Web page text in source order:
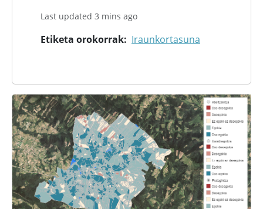
Last updated 3 mins ago
Etiketa orokorrak Iraunkortasuna